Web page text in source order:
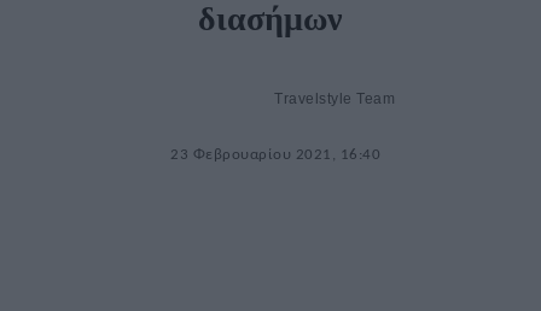
διασήμων
Travelstyle Team
23 Φεβρουαρίου 2021, 16:40